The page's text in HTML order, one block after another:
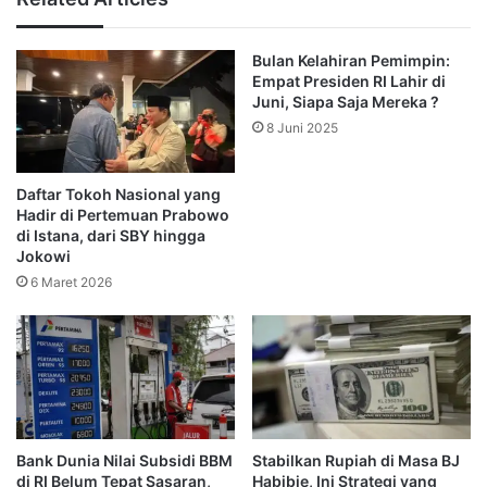
Semakin buruknya kondisi sosial dan ekonomi di bawah
melakukan unjuk rasa dengan tuntutan adanya refromasi
politik.
Kemudian, pada 15 April 1998, Soeharto memberikan
peringatan supaya mahasiswa mengakhiri protes dan
kembali ke kampus.
Setelah ultimatum Soeharto, Wiranto yang saat itu
menjabat sebagai Menteri Pertahanan dan Keamanan yang
sekaligus Panglima ABRI bersama 14 menteri
mengundang mahasiswa untuk melakukan dialog di Pekan
Raya Jakarta.
Namun, banyak perwakilan mahasiswa yang menolak
Daftar Tokoh Nasional yang
Hadir di Pertemuan Prabowo
di Istana, dari SBY hingga
Jokowi
6 Maret 2026
Bulan Kelahiran Pemimpin:
Empat Presiden RI Lahir di
Juni, Siapa Saja Mereka ?
8 Juni 2025
Bank Dunia Nilai Subsidi BBM
di RI Belum Tepat Sasaran,
Stabilkan Rupiah di Masa BJ
Habibie, Ini Strategi yang